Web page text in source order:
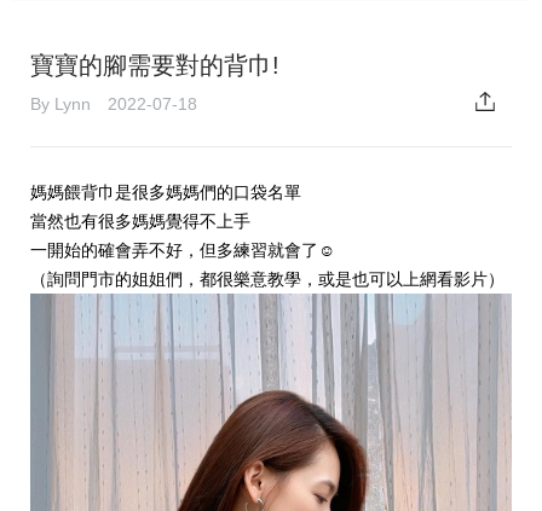
寶寶的腳需要對的背巾!
By Lynn 2022-07-18
媽媽餵背巾是很多媽媽們的口袋名單
當然也有很多媽媽覺得不上手
一開始的確會弄不好，但多練習就會了☺️
（詢問門市的姐姐們，都很樂意教學，或是也可以上網看影片）